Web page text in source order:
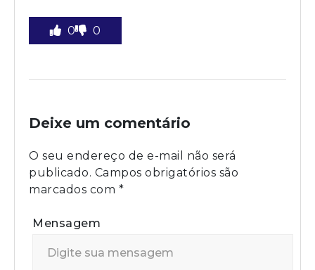
0 0
Deixe um comentário
O seu endereço de e-mail não será
publicado. Campos obrigatórios são
marcados com *
Mensagem